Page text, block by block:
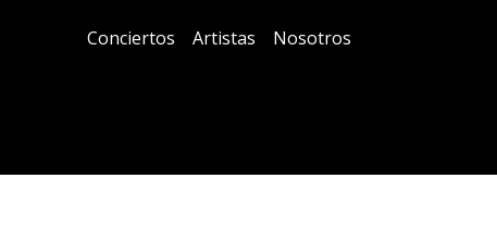
Conciertos Artistas Nosotros